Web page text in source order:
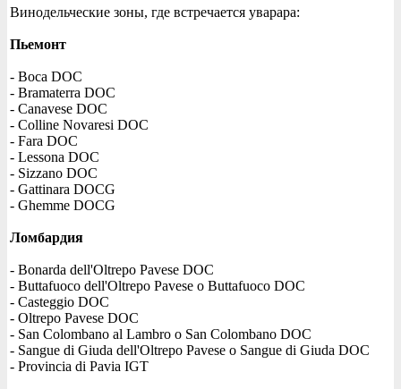
Винодельческие зоны, где встречается уварара:
Пьемонт
- Boca DOC
- Bramaterra DOC
- Canavese DOC
- Colline Novaresi DOC
- Fara DOC
- Lessona DOC
- Sizzano DOC
- Gattinara DOCG
- Ghemme DOCG
Ломбардия
- Bonarda dell'Oltrepo Pavese DOC
- Buttafuoco dell'Oltrepo Pavese o Buttafuoco DOC
- Casteggio DOC
- Oltrepo Pavese DOC
- San Colombano al Lambro o San Colombano DOC
- Sangue di Giuda dell'Oltrepo Pavese o Sangue di Giuda DOC
- Provincia di Pavia IGT